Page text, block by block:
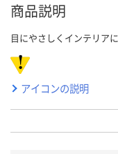
商品説明
目にやさしくインテリア
アイコンの説明